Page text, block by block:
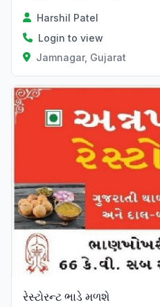
Harshil Patel
Login to view
Jamnagar, Gujarat
રેસ્ટોરન્ટ ભાડે મળશે